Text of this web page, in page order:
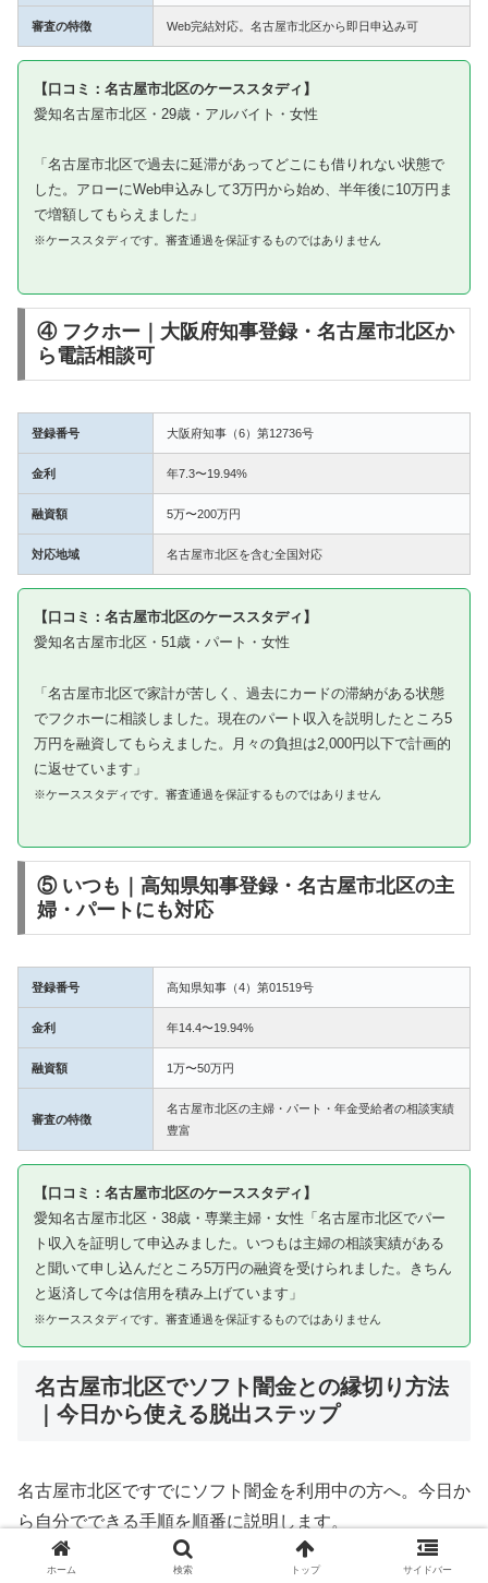
審査の特徴 Web完結対応。名古屋市北区から即日申込み可
【口コミ：名古屋市北区のケーススタディ】
愛知名古屋市北区・29歳・アルバイト・女性
「名古屋市北区で過去に延滞があってどこにも借りれない状態で
した。アローにWeb申込みして3万円から始め、半年後に10万円ま
で増額してもらえました」
※ケーススタディです。審査通過を保証するものではありません
④ フクホー｜大阪府知事登録・名古屋市北区か
ら電話相談可
登録番号 大阪府知事（6）第12736号
金利 年7.3〜19.94%
融資額 5万〜200万円
対応地域 名古屋市北区を含む全国対応
【口コミ：名古屋市北区のケーススタディ】
愛知名古屋市北区・51歳・パート・女性
「名古屋市北区で家計が苦しく、過去にカードの滞納がある状態
でフクホーに相談しました。現在のパート収入を説明したところ5
万円を融資してもらえました。月々の負担は2,000円以下で計画的
に返せています」
※ケーススタディです。審査通過を保証するものではありません
⑤ いつも｜高知県知事登録・名古屋市北区の主
婦・パートにも対応
登録番号 高知県知事（4）第01519号
金利 年14.4〜19.94%
融資額 1万〜50万円
審査の特徴
名古屋市北区の主婦・パート・年金受給者の相談実績
豊富
【口コミ：名古屋市北区のケーススタディ】
愛知名古屋市北区・38歳・専業主婦・女性「名古屋市北区でパー
ト収入を証明して申込みました。いつもは主婦の相談実績がある
と聞いて申し込んだところ5万円の融資を受けられました。きちん
と返済して今は信用を積み上げています」
※ケーススタディです。審査通過を保証するものではありません
名古屋市北区でソフト闇金との縁切り方法
｜今日から使える脱出ステップ
名古屋市北区ですでにソフト闇金を利用中の方へ。今日か
ら自分でできる手順を順番に説明します。
ホーム 検索 トップ サイドバー